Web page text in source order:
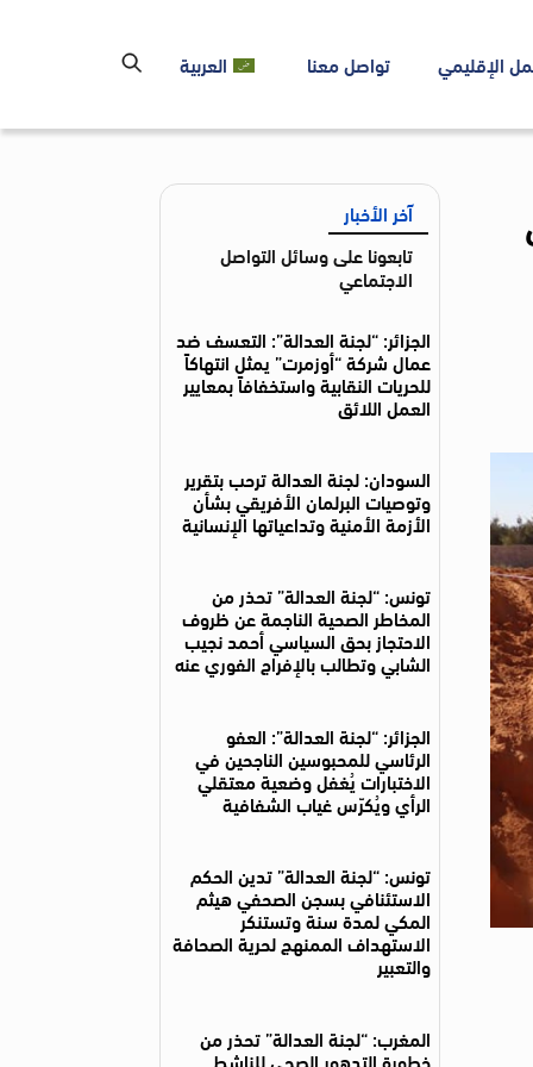
الإقليمي تواصل معنا العربية
آخر الأخبار
تابعونا على وسائل التواصل
الاجتماعي
الجزائر: “لجنة العدالة”: التعسف ضد
عمال شركة “أوزمرت” يمثل انتهاكاً
للحريات النقابية واستخفافاً بمعايير
العمل اللائق
السودان: لجنة العدالة ترحب بتقرير
وتوصيات البرلمان الأفريقي بشأن
الأزمة الأمنية وتداعياتها الإنسانية
تونس: “لجنة العدالة” تحذر من
المخاطر الصحية الناجمة عن ظروف
الاحتجاز بحق السياسي أحمد نجيب
الشابي وتطالب بالإفراج الفوري عنه
الجزائر: “لجنة العدالة”: العفو
الرئاسي للمحبوسين الناجحين في
الاختبارات يُغفل وضعية معتقلي
الرأي ويُكرّس غياب الشفافية
تونس: “لجنة العدالة” تدين الحكم
الاستئنافي بسجن الصحفي هيثم
المكي لمدة سنة وتستنكر
الاستهداف الممنهج لحرية الصحافة
والتعبير
المغرب: “لجنة العدالة” تحذر من
خطورة التدهور الصحي للناشط